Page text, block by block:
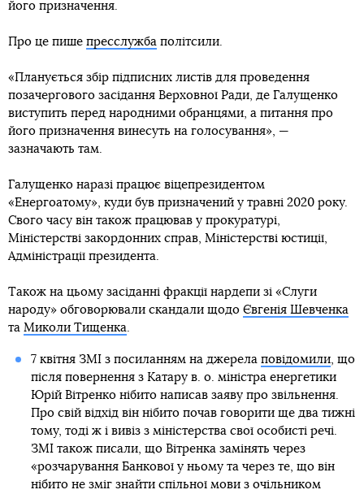
його призначення.
Про це пише пресслужба політсили.
«Планується збір підписних листів для проведення
позачергового засідання Верховної Ради, де Галущенко
виступить перед народними обранцями, а питання про
його призначення винесуть на голосування», —
зазначають там.
Галущенко наразі працює віцепрезидентом
«Енергоатому», куди був призначений у травні 2020 року.
Свого часу він також працював у прокуратурі,
Міністерстві закордонних справ, Міністерстві юстиції,
Адміністрації президента.
Також на цьому засіданні фракції нардепи зі «Слуги
народу» обговорювали скандали щодо Євгенія Шевченка
та Миколи Тищенка
7 квітня ЗМІ з посиланням на джерела повідомили, що
після повернення з Катару в. о. міністра енергетики
Юрій Вітренко нібито написав заяву про звільнення.
Про свій відхід він нібито почав говорити ще два тижні
тому, тоді ж і вивіз з міністерства свої особисті речі.
ЗМІ також писали, що Вітренка замінять через
«розчарування Банкової у ньому та через те, що він
нібито не зміг знайти спільної мови з очільником